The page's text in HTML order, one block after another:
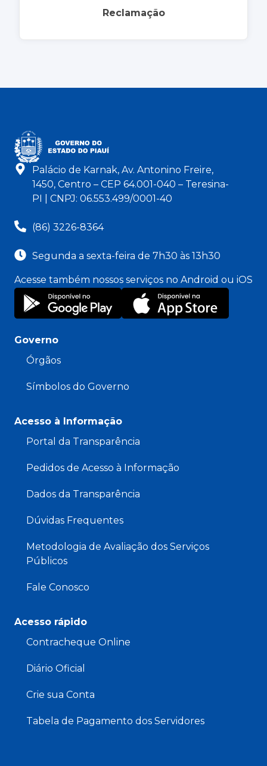
Reclamação
Palácio de Karnak, Av. Antonino Freire,
1450, Centro – CEP 64.001-040 – Teresina-
PI | CNPJ: 06.553.499/0001-40
(86) 3226-8364
Segunda a sexta-feira de 7h30 às 13h30
Acesse também nossos serviços no Android ou iOS
Governo
Órgãos
Símbolos do Governo
Acesso à Informação
Portal da Transparência
Pedidos de Acesso à Informação
Dados da Transparência
Dúvidas Frequentes
Metodologia de Avaliação dos Serviços
Públicos
Fale Conosco
Acesso rápido
Contracheque Online
Diário Oficial
Crie sua Conta
Tabela de Pagamento dos Servidores